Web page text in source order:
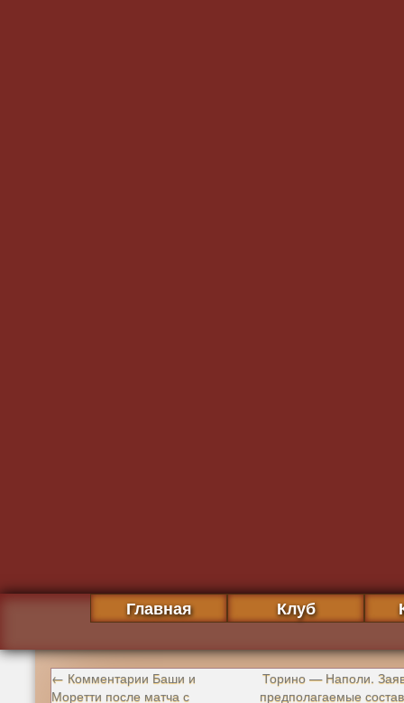
Главная Клуб
← Комментарии Баши и
Моретти после матча с
Торино — Наполи.
предполагаемые